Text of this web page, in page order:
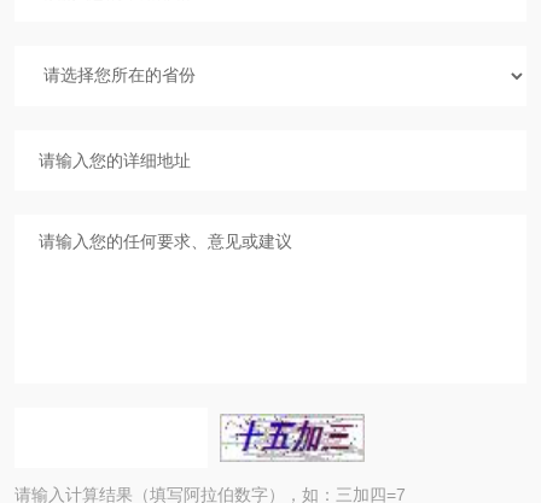
请输入计算结果（填写阿拉伯数字），如：三加四=7